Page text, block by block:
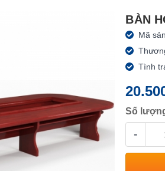
BÀN
Mã
Tình
Số
-